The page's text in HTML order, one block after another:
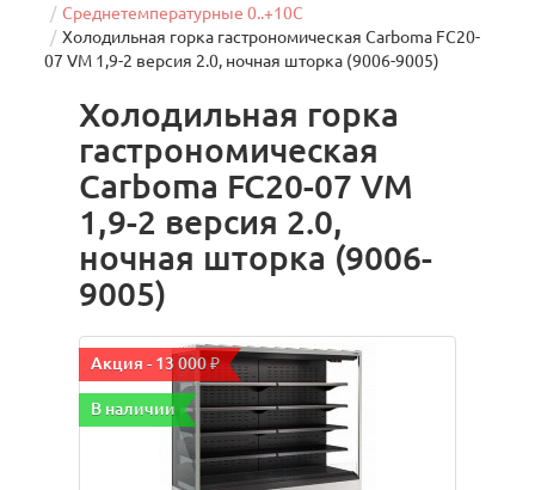
Среднетемпературные 0..+10C
Холодильная горка гастрономическая Carboma FC20-
07 VM 1,9-2 версия 2.0, ночная шторка (9006-9005)
Холодильная горка
гастрономическая
Carboma FC20-07 VM
1,9-2 версия 2.0,
ночная шторка (9006-
9005)
Акция - 13 000 ₽
В наличии